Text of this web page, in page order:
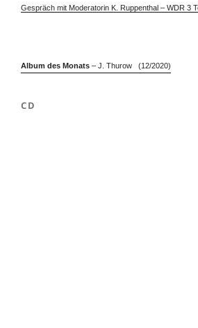
Gespräch mit Moderatorin K. Ruppenthal – WDR 3
Album des Monats – J. Thurow (12/2020)
CD